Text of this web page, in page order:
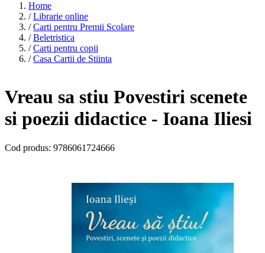
Home
/ Librarie online
/ Carti pentru Premii Scolare
/ Beletristica
/ Carti pentru copii
/ Casa Cartii de Stiinta
Vreau sa stiu Povestiri scenete
si poezii didactice - Ioana Iliesi
Cod produs: 9786061724666